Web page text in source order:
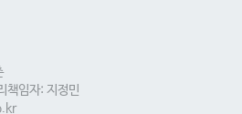
임자: 지정민